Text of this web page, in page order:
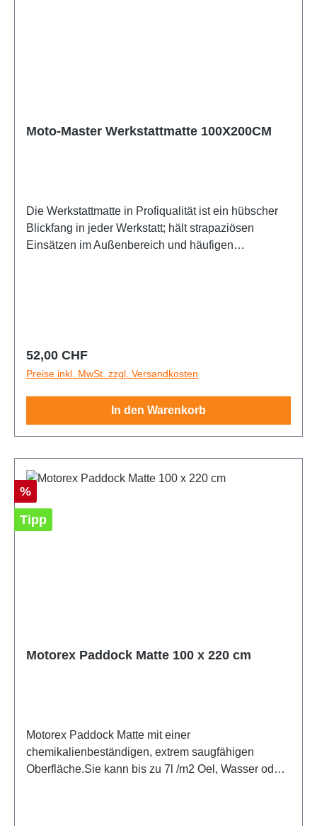
Moto-Master Werkstattmatte 100X200CM
Die Werkstattmatte in Profiqualität ist ein hübscher
Blickfang in jeder Werkstatt; hält strapaziösen
Einsätzen im Außenbereich und häufigen
Regulärer Preis:
52,00 CHF
Preise inkl. MwSt. zzgl. Versandkosten
In den Warenkorb
Rabatt
%
Tipp
Motorex Paddock Matte 100 x 220 cm
Motorex Paddock Matte mit einer
chemikalienbeständigen, extrem saugfähigen
Oberfläche.Sie kann bis zu 7l /m2 Oel, Wasser oder